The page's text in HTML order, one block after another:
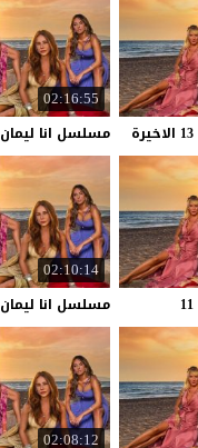
13 الاخيرة
02:16:55
مسلسل انا ليمان
11
02:10:14
مسلسل انا ليمان
02:08:12